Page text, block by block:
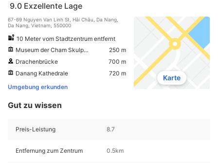
9.0 Exzellente Lage
67-69 Nguyen Van Linh St, Hải Châu, Da Nang,
Da Nang, Vietnam, 550000
10 Meter vom Stadtzentrum entfernt
Museum der Cham Skulptur
250 m
Drachenbrücke
700 m
Danang Kathedrale
720 m
Umgebung erkunden
Karte
Gut zu wissen
Preis-Leistung 8.7
Entfernung zum Zentrum 0.5km